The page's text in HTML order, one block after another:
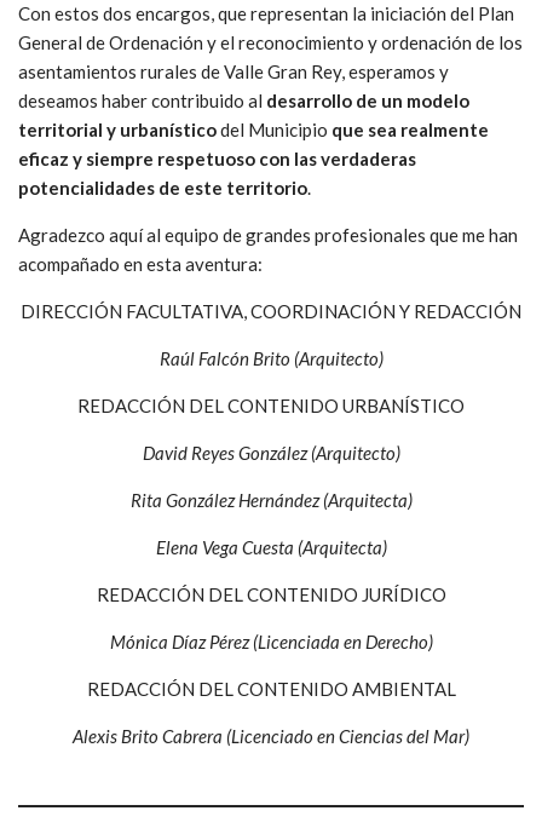
Con estos dos encargos, que representan la iniciación del Plan
General de Ordenación y el reconocimiento y ordenación de los
asentamientos rurales de Valle Gran Rey, esperamos y
deseamos haber contribuido al desarrollo de un modelo
territorial y urbanísticodel Municipio que sea realmente
eficaz y siempre respetuoso con las verdaderas
potencialidades de este territorio.
Agradezco aquí al equipo de grandes profesionales que me han
acompañado en esta aventura:
DIRECCIÓN FACULTATIVA, COORDINACIÓN Y REDACCIÓN
Raúl Falcón Brito (Arquitecto)
REDACCIÓN DEL CONTENIDO URBANÍSTICO
David Reyes González (Arquitecto)
Rita González Hernández (Arquitecta)
Elena Vega Cuesta (Arquitecta)
REDACCIÓN DEL CONTENIDO JURÍDICO
Mónica Díaz Pérez (Licenciada en Derecho)
REDACCIÓN DEL CONTENIDO AMBIENTAL
Alexis Brito Cabrera (Licenciado en Ciencias del Mar)